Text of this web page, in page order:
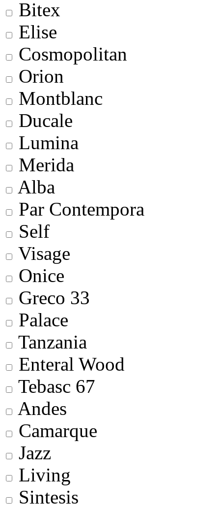
Bitex
Elise
Cosmopolitan
Orion
Montblanc
Ducale
Lumina
Merida
Alba
Par Contempora
Self
Visage
Onice
Greco 33
Palace
Tanzania
Enteral Wood
Tebasc 67
Andes
Camarque
Jazz
Living
Sintesis